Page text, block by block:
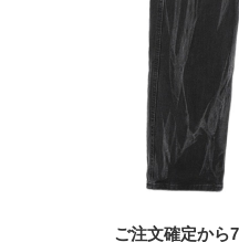
ご注文確定から